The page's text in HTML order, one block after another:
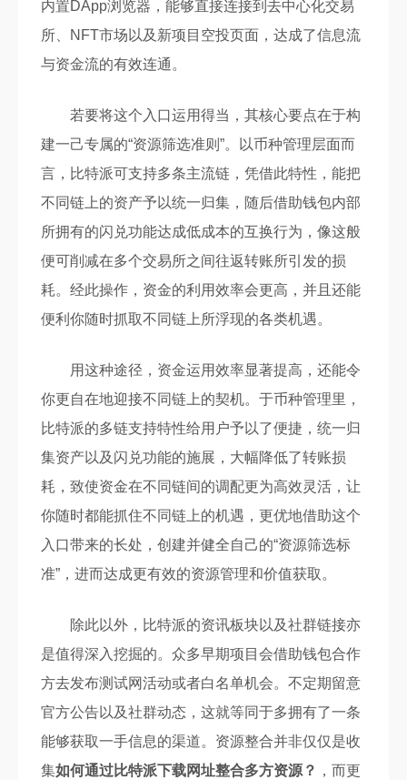
内置DApp浏览器，能够直接连接到去中心化交易
所、NFT市场以及新项目空投页面，达成了信息流
与资金流的有效连通。
若要将这个入口运用得当，其核心要点在于构
建一己专属的“资源筛选准则”。以币种管理层面而
言，比特派可支持多条主流链，凭借此特性，能把
不同链上的资产予以统一归集，随后借助钱包内部
所拥有的闪兑功能达成低成本的互换行为，像这般
便可削减在多个交易所之间往返转账所引发的损
耗。经此操作，资金的利用效率会更高，并且还能
便利你随时抓取不同链上所浮现的各类机遇。
用这种途径，资金运用效率显著提高，还能令
你更自在地迎接不同链上的契机。于币种管理里，
比特派的多链支持特性给用户予以了便捷，统一归
集资产以及闪兑功能的施展，大幅降低了转账损
耗，致使资金在不同链间的调配更为高效灵活，让
你随时都能抓住不同链上的机遇，更优地借助这个
入口带来的长处，创建并健全自己的“资源筛选标
准”，进而达成更有效的资源管理和价值获取。
除此以外，比特派的资讯板块以及社群链接亦
是值得深入挖掘的。众多早期项目会借助钱包合作
方去发布测试网活动或者白名单机会。不定期留意
官方公告以及社群动态，这就等同于多拥有了一条
能够获取一手信息的渠道。资源整合并非仅仅是收
集如何通过比特派下载网址整合多方资源？ ，而更